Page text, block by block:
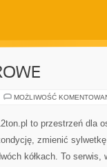
MOŻLIWOŚĆ
to przestrzeń dla
zmienić
kółkach. To serwis,